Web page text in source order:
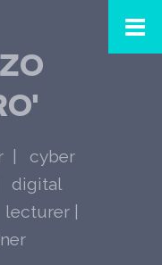
cyber
digital
lecturer |